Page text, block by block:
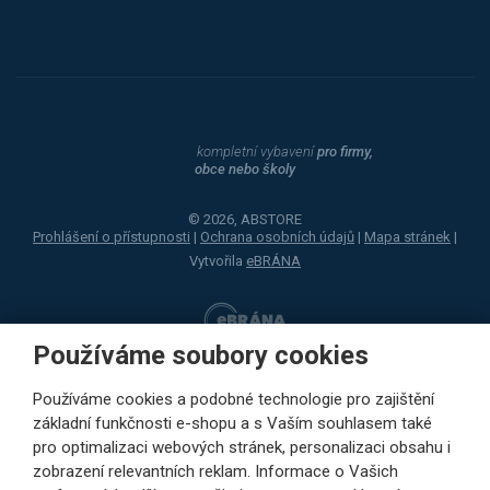
Používáme soubory cookies
Používáme cookies a podobné technologie pro zajištění
základní funkčnosti e-shopu a s Vaším souhlasem také
pro optimalizaci webových stránek, personalizaci obsahu i
zobrazení relevantních reklam. Informace o Vašich
kompletní vybavenípro firmy,
obce nebo školy
© 2026, ABSTORE
Prohlášení o přístupnosti | Ochrana osobních údajů | Mapa stránek |
Vytvořila eBRÁNA